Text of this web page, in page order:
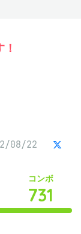
08/22
コンボ
731